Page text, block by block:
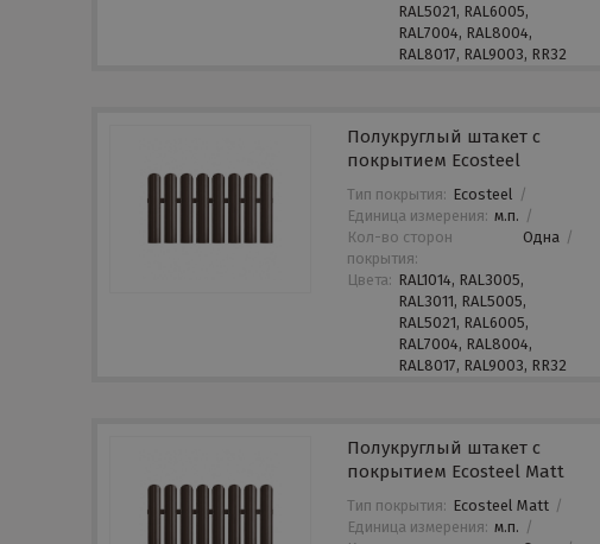
RAL5021, RAL6005,
RAL7004, RAL8004,
RAL8017, RAL9003, RR32
Полукруглый штакет с
покрытием Ecosteel
Тип покрытия: Ecosteel /
Единица измерения: м.п. /
Кол-во сторон
покрытия:
Одна /
Цвета: RAL1014, RAL3005,
RAL3011, RAL5005,
RAL5021, RAL6005,
RAL7004, RAL8004,
RAL8017, RAL9003, RR32
Полукруглый штакет с
покрытием Ecosteel Matt
Тип покрытия: Ecosteel Matt /
Единица измерения: м.п. /